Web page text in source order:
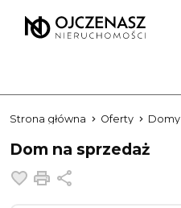
Strona główna Oferty Domy
Dom na sprzedaż
Dodaj do ulubionych
Drukuj